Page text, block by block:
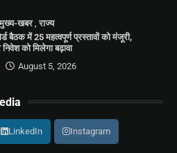
मुख्य-खबर,राज्य
बैठक में 25 महत्वपूर्ण प्रस्तावों को मंजूरी,
को मिलेगा बढ़ावा
August 5, 2026
LinkedIn Instagram